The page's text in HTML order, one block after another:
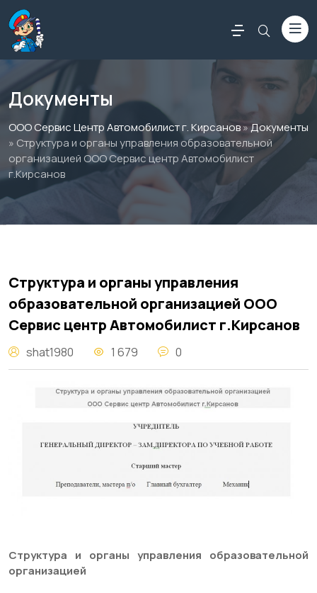
Документы
ООО Сервис Центр Автомобилист г. Кирсанов»Документы
» Структура и органы управления образовательной
организацией ООО Сервис центр Автомобилист
г.Кирсанов
Структура и органы управления
образовательной организацией ООО
Сервис центр Автомобилист г.Кирсанов
shat1980 1 679 0
Структура и органы управления образовательной
организацией